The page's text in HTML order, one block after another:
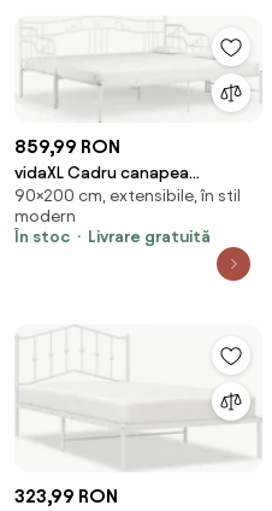
859,99 RON
vidaXL Cadru canapea
extensibilă, alb, 90x200 cm,
metal
90×200 cm, extensibile, în stil
modern
În stoc
Livrare gratuită
323,99 RON